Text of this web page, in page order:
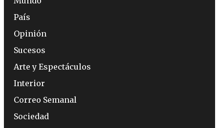
País
Opinión
Sucesos
Arte y Espectáculos
Interior
Correo Semanal
Sociedad